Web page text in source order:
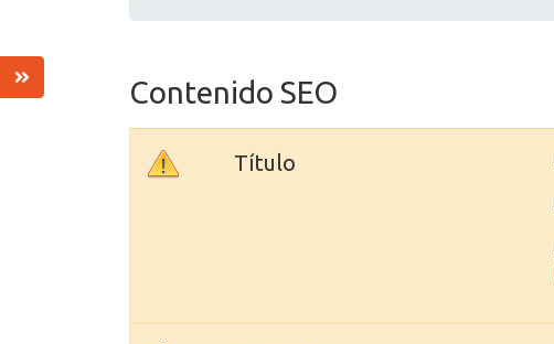
Contenido SEO
Título